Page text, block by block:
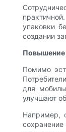
упаковки
создании
Повышение
Помимо
для
улучшают
Например,